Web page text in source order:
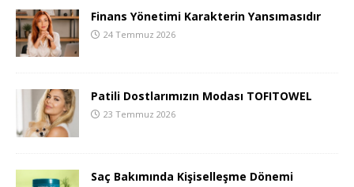
Finans Yönetimi Karakterin Yansımasıdır
24 Temmuz 2026
Patili Dostlarımızın Modası TOFITOWEL
23 Temmuz 2026
Saç Bakımında Kişiselleşme Dönemi